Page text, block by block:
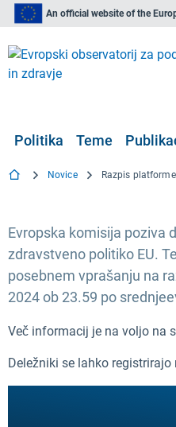
An official website of the
Politika Teme
Novice
Evropska komisija poziva
zdravstveno politiko EU.
posebnem vprašanju na
2024 ob 23.59 po
Več informacij je na voljo na
Deležniki se lahko registrirajo